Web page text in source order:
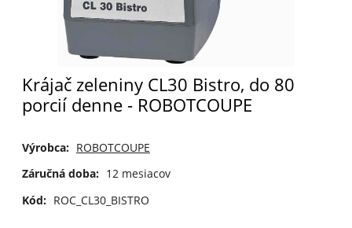
Krájač zeleniny CL30 Bistro, do 80
porcií denne - ROBOTCOUPE
Výrobca: ROBOTCOUPE
Záručná doba: 12 mesiacov
Kód: ROC_CL30_BISTRO